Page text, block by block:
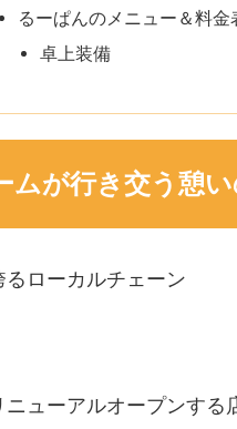
るーぱんのメニュー＆料金
卓上装備
ムが行き交う憩
ローカルチェーン
ューアルオープンす